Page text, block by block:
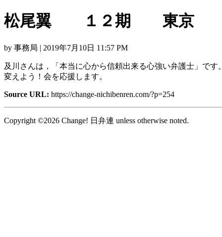
松尾翼 １２期 東京
by 事務局 | 2019年7月10日 11:57 PM
及川さんは，「本当に心から信頼出来る心強い弁護士」です
変えよう！会を応援します。
Source URL: https://change-nichibenren.com/?p=254
Copyright ©2026 Change! 日弁連 unless otherwise noted.